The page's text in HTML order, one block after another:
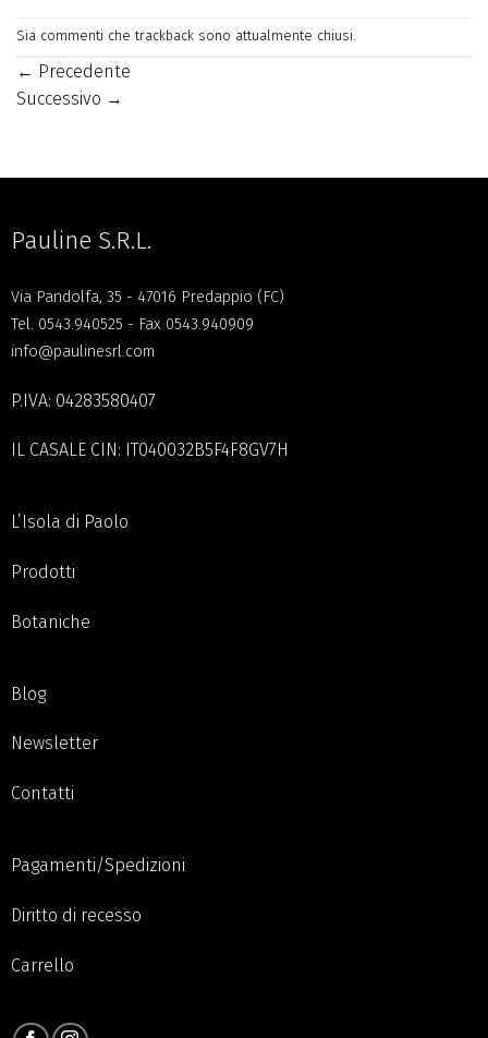
Sia commenti che trackback sono attualmente chiusi.
← Precedente
Successivo →
Pauline S.R.L.
Via Pandolfa, 35 - 47016 Predappio (FC)
Tel. 0543.940525 - Fax 0543.940909
info@paulinesrl.com
P.IVA: 04283580407
IL CASALE CIN: IT040032B5F4F8GV7H
L’Isola di Paolo
Prodotti
Botaniche
Blog
Newsletter
Contatti
Pagamenti/Spedizioni
Diritto di recesso
Carrello